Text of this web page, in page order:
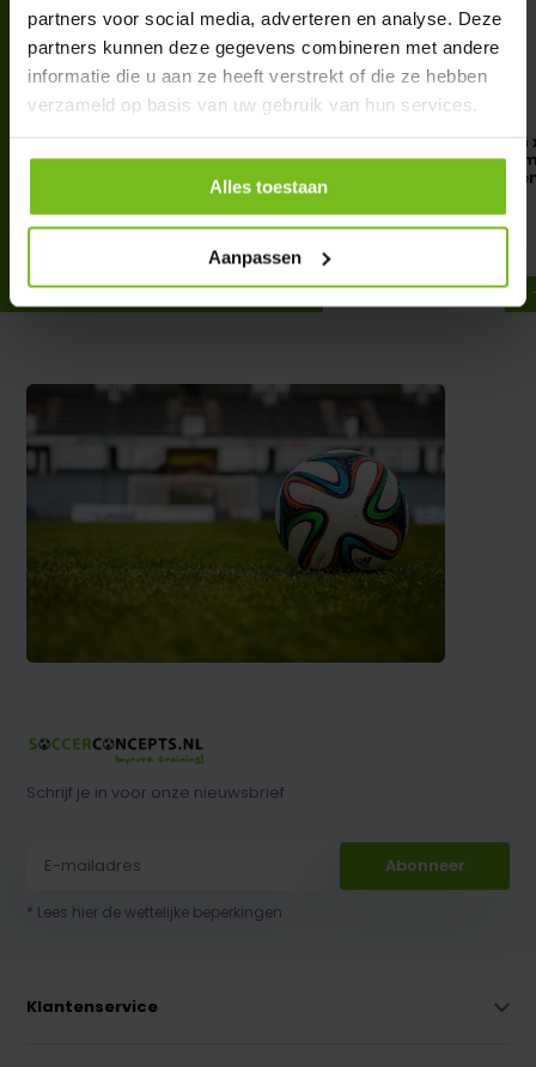
partners voor social media, adverteren en analyse. Deze
partners kunnen deze gegevens combineren met andere
informatie die u aan ze heeft verstrekt of die ze hebben
verzameld op basis van uw gebruik van hun services.
Alles toestaan
Aanpassen
met voetbal vellen
Deliverytime
Flip chart vellen 70cm
cm. Flip over vellen
perforatiegaten
€ 9,50
Schrijf je in voor onze nieuwsbrief
Abonneer
* Lees hier de wettelijke beperkingen
Klantenservice